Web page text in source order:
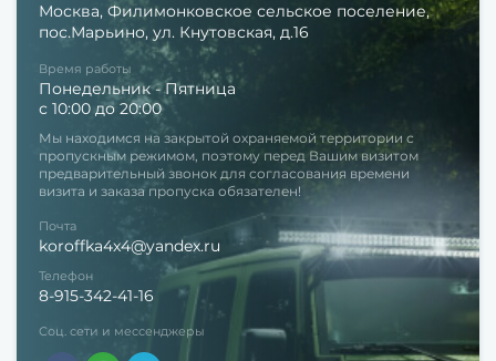
Москва, Филимонковское сельское поселение,
пос.Марьино, ул. Кнутовская, д.16
Время работы
Понедельник - Пятница
с 10:00 до 20:00
Мы находимся на закрытой охраняемой территории с
пропускным режимом, поэтому перед Вашим визитом
предварительный звонок для согласования времени
визита и заказа пропуска обязателен!
Почта
koroffka4x4@yandex.ru
Телефон
8-915-342-41-16
Соц. сети и мессенджеры